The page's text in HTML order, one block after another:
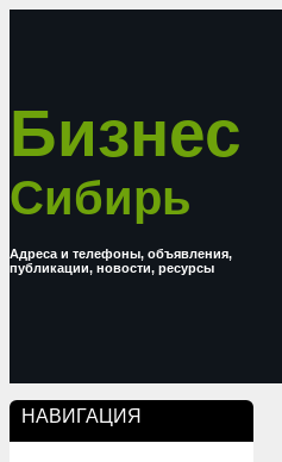
Бизнес
Сибирь
Адреса и телефоны, объявления,
публикации, новости, ресурсы
НАВИГАЦИЯ